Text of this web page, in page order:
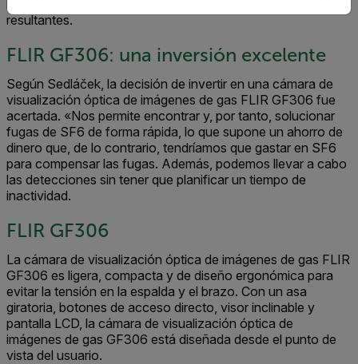
las fugas se destacan con mayor claridad en las imágenes
resultantes.
FLIR GF306: una inversión excelente
Según Sedláček, la decisión de invertir en una cámara de
visualización óptica de imágenes de gas FLIR GF306 fue
acertada. «Nos permite encontrar y, por tanto, solucionar
fugas de SF6 de forma rápida, lo que supone un ahorro de
dinero que, de lo contrario, tendríamos que gastar en SF6
para compensar las fugas. Además, podemos llevar a cabo
las detecciones sin tener que planificar un tiempo de
inactividad.
FLIR GF306
La cámara de visualización óptica de imágenes de gas FLIR
GF306 es ligera, compacta y de diseño ergonómica para
evitar la tensión en la espalda y el brazo. Con un asa
giratoria, botones de acceso directo, visor inclinable y
pantalla LCD, la cámara de visualización óptica de
imágenes de gas GF306 está diseñada desde el punto de
vista del usuario.